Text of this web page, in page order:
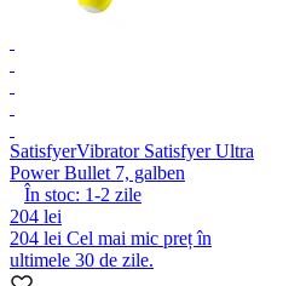
SatisfyerVibrator Satisfyer Ultra
Power Bullet 7, galben
În stoc: 1-2 zile
204 lei
204 lei Cel mai mic preț în
ultimele 30 de zile.